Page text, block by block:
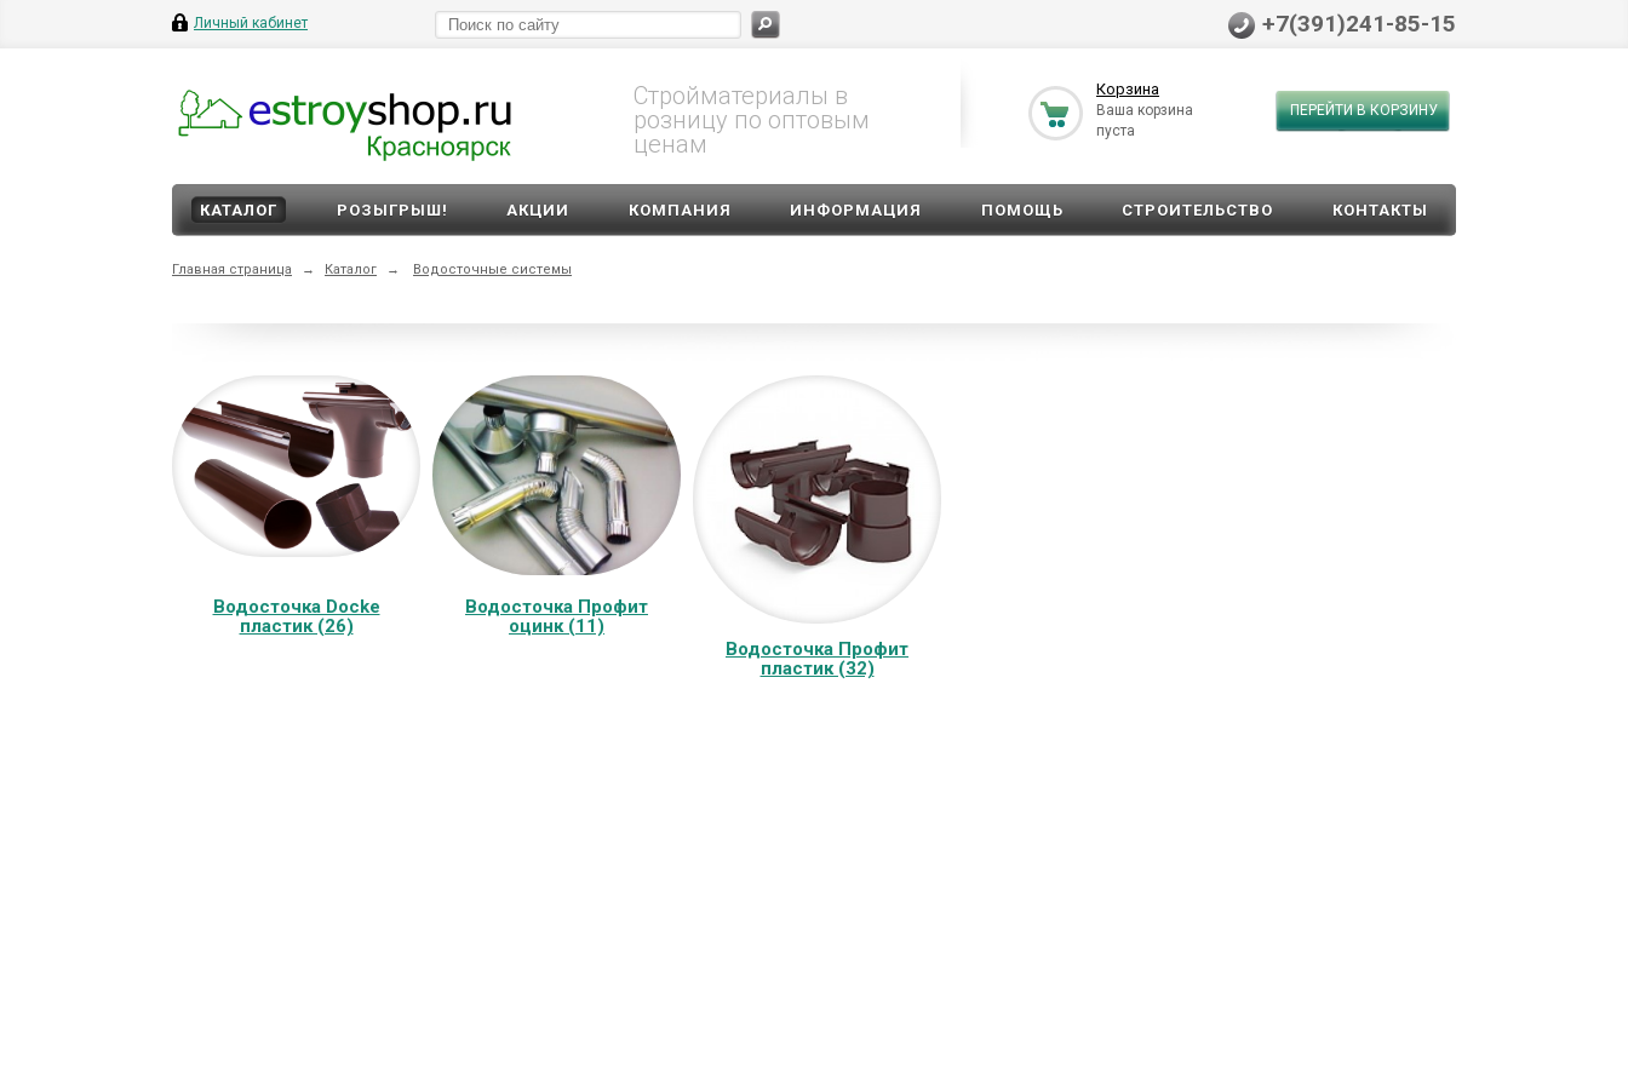
Личный кабинет +7(391)241-85-15
Стройматериалы в
розницу по оптовым
ценам
Корзина
Ваша корзина
пуста
ПЕРЕЙТИ В КОРЗИНУ
КАТАЛОГ РОЗЫГРЫШ! АКЦИИ КОМПАНИЯ ИНФОРМАЦИЯ ПОМОЩЬ СТРОИТЕЛЬСТВО КОНТАКТЫ
Главная страница → Каталог → Водосточные системы
Водосточка Docke
пластик (26)
Водосточка Профит
оцинк (11)
Водосточка Профит
пластик (32)